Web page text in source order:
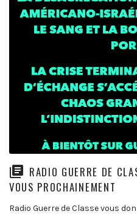
RADIO GUERRE DE
VOUS PROCHAINEMENT
Radio Guerre de Classe vous